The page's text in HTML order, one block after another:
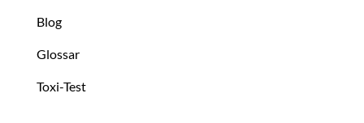
Blog
Glossar
Toxi-Test